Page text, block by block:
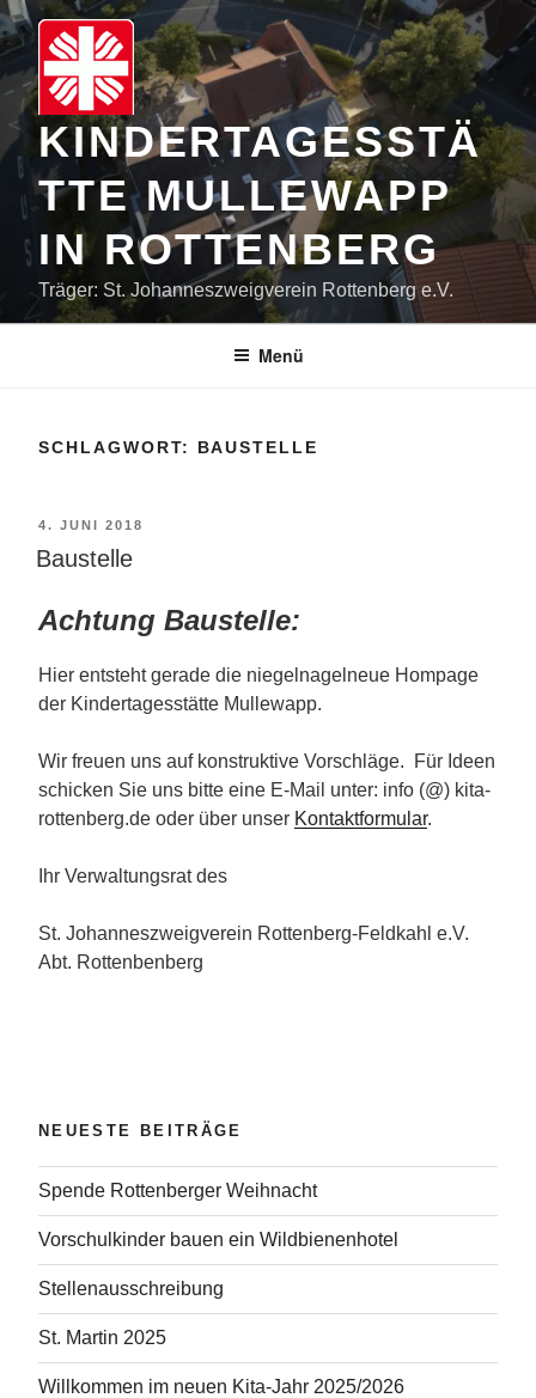
Zum
Inhalt
springen
KINDERTAGESSTÄ
TTE MULLEWAPP
IN ROTTENBERG
Träger: St. Johanneszweigverein Rottenberg e.V.
Menü
SCHLAGWORT: BAUSTELLE
VERÖFFENTLICHT
AM
4. JUNI 2018
Baustelle
Achtung Baustelle:
Hier entsteht gerade die niegelnagelneue Hompage
der Kindertagesstätte Mullewapp.
Wir freuen uns auf konstruktive Vorschläge. Für Ideen
schicken Sie uns bitte eine E-Mail unter: info (@) kita-
rottenberg.de oder über unser Kontaktformular.
Ihr Verwaltungsrat des
St. Johanneszweigverein Rottenberg-Feldkahl e.V.
Abt. Rottenbenberg
NEUESTE BEITRÄGE
Spende Rottenberger Weihnacht
Vorschulkinder bauen ein Wildbienenhotel
Stellenausschreibung
St. Martin 2025
Willkommen im neuen Kita-Jahr 2025/2026